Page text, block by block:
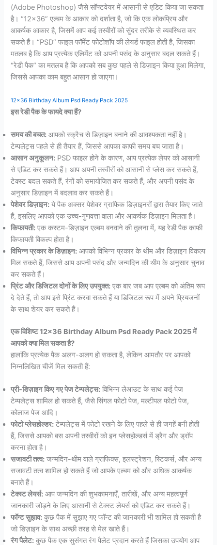
(Adobe Photoshop) जैसे सॉफ्टवेयर में आसानी से एडिट किया जा सकता
है। “12×36” एल्बम के आकार को दर्शाता है, जो कि एक लोकप्रिय और
आकर्षक आकार है, जिसमें आप कई तस्वीरों को सुंदर तरीके से व्यवस्थित कर
सकते हैं। “PSD” फाइल फॉर्मेट फोटोशॉप की लेयर्ड फाइल होती है, जिसका
मतलब है कि आप प्रत्येक एलिमेंट को अपनी पसंद के अनुसार बदल सकते हैं।
“रेडी पैक” का मतलब है कि आपको सब कुछ पहले से डिज़ाइन किया हुआ मिलेगा,
जिससे आपका काम बहुत आसान हो जाएगा।
12×36 Birthday Album Psd Ready Pack 2025
इस रेडी पैक के फायदे क्या हैं?
समय की बचत: आपको स्क्रैच से डिज़ाइन बनाने की आवश्यकता नहीं है।
टेम्पलेट्स पहले से ही तैयार हैं, जिससे आपका काफी समय बच जाता है।
आसान अनुकूलन: PSD फाइल होने के कारण, आप प्रत्येक लेयर को आसानी
से एडिट कर सकते हैं। आप अपनी तस्वीरों को आसानी से प्लेस कर सकते हैं,
टेक्स्ट बदल सकते हैं, रंगों को समायोजित कर सकते हैं, और अपनी पसंद के
अनुसार डिज़ाइन में बदलाव कर सकते हैं।
पेशेवर डिज़ाइन: ये पैक अक्सर पेशेवर ग्राफिक डिज़ाइनरों द्वारा तैयार किए जाते
हैं, इसलिए आपको एक उच्च-गुणवत्ता वाला और आकर्षक डिज़ाइन मिलता है।
किफायती: एक कस्टम-डिज़ाइन एल्बम बनवाने की तुलना में, यह रेडी पैक काफी
किफायती विकल्प होता है।
विभिन्न प्रकार के डिज़ाइन: आपको विभिन्न प्रकार के थीम और डिज़ाइन विकल्प
मिल सकते हैं, जिससे आप अपनी पसंद और जन्मदिन की थीम के अनुसार चुनाव
कर सकते हैं।
प्रिंट और डिजिटल दोनों के लिए उपयुक्त: एक बार जब आप एल्बम को अंतिम रूप
दे देते हैं, तो आप इसे प्रिंट करवा सकते हैं या डिजिटल रूप में अपने प्रियजनों
के साथ शेयर कर सकते हैं।
एक विशिष्ट 12×36 Birthday Album Psd Ready Pack 2025 में
आपको क्या मिल सकता है?
हालांकि प्रत्येक पैक अलग-अलग हो सकता है, लेकिन आमतौर पर आपको
निम्नलिखित चीजें मिल सकती हैं:
प्री-डिज़ाइन किए गए पेज टेम्पलेट्स: विभिन्न लेआउट के साथ कई पेज
टेम्पलेट्स शामिल हो सकते हैं, जैसे सिंगल फोटो पेज, मल्टीपल फोटो पेज,
कोलाज पेज आदि।
फोटो प्लेसहोल्डर: टेम्पलेट्स में फोटो रखने के लिए पहले से ही जगहें बनी होती
हैं, जिससे आपको बस अपनी तस्वीरों को इन प्लेसहोल्डर्स में ड्रैग और ड्रॉप
करना होता है।
सजावटी तत्व: जन्मदिन-थीम वाले ग्राफिक्स, इलस्ट्रेशन, स्टिकर्स, और अन्य
सजावटी तत्व शामिल हो सकते हैं जो आपके एल्बम को और अधिक आकर्षक
बनाते हैं।
टेक्स्ट लेयर्स: आप जन्मदिन की शुभकामनाएँ, तारीखें, और अन्य महत्वपूर्ण
जानकारी जोड़ने के लिए आसानी से टेक्स्ट लेयर्स को एडिट कर सकते हैं।
फॉन्ट सुझाव: कुछ पैक में सुझाए गए फॉन्ट की जानकारी भी शामिल हो सकती है
जो डिज़ाइन के साथ अच्छी तरह से मेल खाते हैं।
रंग पैलेट: कुछ पैक एक सुसंगत रंग पैलेट प्रदान करते हैं जिसका उपयोग आप